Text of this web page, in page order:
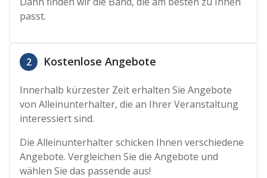
passt.
2 Kostenlose Angebote
Innerhalb kürzester Zeit erhalten Sie Angebote
von Alleinunterhalter, die an Ihrer Veranstaltung
interessiert sind.
Die Alleinunterhalter schicken Ihnen verschiedene
Angebote. Vergleichen Sie die Angebote und
wählen Sie das passende aus!